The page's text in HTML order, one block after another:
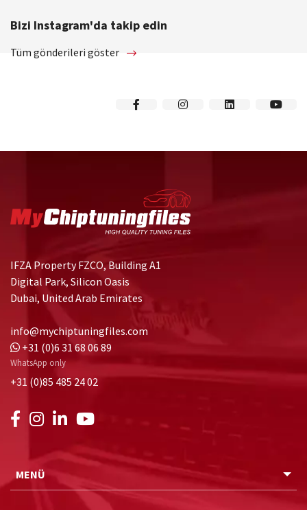
Bizi Instagram'da takip edin
Tüm gönderileri göster
IFZA Property FZCO, Building A1
Digital Park, Silicon Oasis
Dubai, United Arab Emirates
info@mychiptuningfiles.com
+31 (0)6 31 68 06 89
WhatsApp only
+31 (0)85 485 24 02
MENÜ